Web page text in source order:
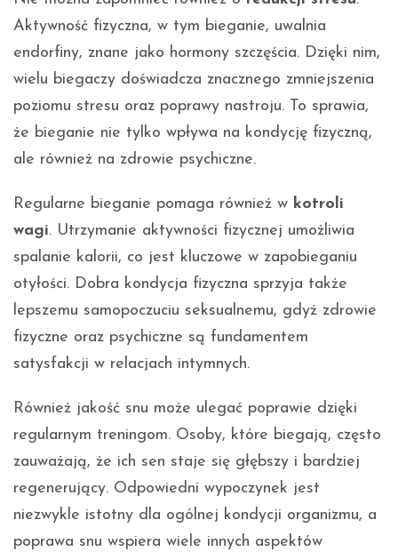
Aktywność fizyczna, w tym bieganie, uwalnia
endorfiny, znane jako hormony szczęścia. Dzięki nim,
wielu biegaczy doświadcza znacznego zmniejszenia
poziomu stresu oraz poprawy nastroju. To sprawia,
że bieganie nie tylko wpływa na kondycję fizyczną,
ale również na zdrowie psychiczne.
Regularne bieganie pomaga również w kotroli
wagi. Utrzymanie aktywności fizycznej umożliwia
spalanie kalorii, co jest kluczowe w zapobieganiu
otyłości. Dobra kondycja fizyczna sprzyja także
lepszemu samopoczuciu seksualnemu, gdyż zdrowie
fizyczne oraz psychiczne są fundamentem
satysfakcji w relacjach intymnych.
Również jakość snu może ulegać poprawie dzięki
regularnym treningom. Osoby, które biegają, często
zauważają, że ich sen staje się głębszy i bardziej
regenerujący. Odpowiedni wypoczynek jest
niezwykle istotny dla ogólnej kondycji organizmu, a
poprawa snu wspiera wiele innych aspektów